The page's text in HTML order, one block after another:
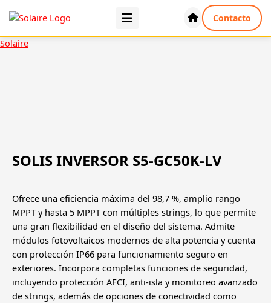
contenido
Solaire
Contacto
SOLIS INVERSOR S5-GC50K-LV
Ofrece una eficiencia máxima del 98,7 %, amplio rango
MPPT y hasta 5 MPPT con múltiples strings, lo que permite
una gran flexibilidad en el diseño del sistema. Admite
módulos fotovoltaicos modernos de alta potencia y cuenta
con protección IP66 para funcionamiento seguro en
exteriores. Incorpora completas funciones de seguridad,
incluyendo protección AFCI, anti-isla y monitoreo avanzado
de strings, además de opciones de conectividad como